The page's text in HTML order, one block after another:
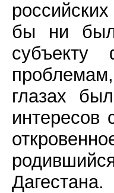
бы ни
глазах
интересов
Дагестана.